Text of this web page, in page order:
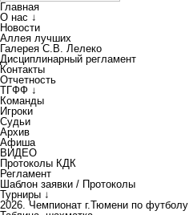
Главная
О нас ↓
Новости
Аллея лучших
Галерея С.В. Лелеко
Дисциплинарный регламент
Контакты
Отчетность
ТГФФ ↓
Команды
Игроки
Судьи
Архив
Афиша
ВИДЕО
Протоколы КДК
Регламент
Шаблон заявки / Протоколы
Турниры ↓
2026. Чемпионат г.Тюмени по футболу